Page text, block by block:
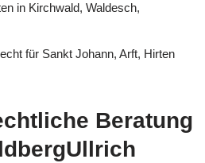
in Kirchwald, Waldesch,
für Sankt Johann, Arft, Hirten
Beratung